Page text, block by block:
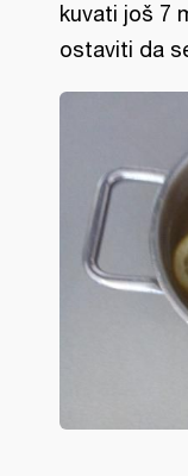
kuvati još 7
ostaviti da